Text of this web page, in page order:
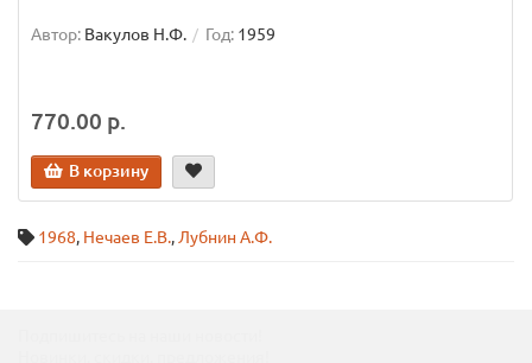
Автор: Вакулов Н.Ф. Год: 1959
770.00 р.
В корзину
1968, Нечаев Е.В., Лубнин А.Ф.